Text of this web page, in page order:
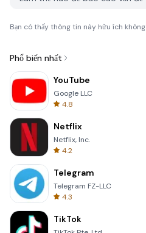
Bạn có thấy thông tin này hữu ích không
Phổ biến nhất
YouTube
Google LLC
4.8
Netflix
Netflix, Inc.
4.2
Telegram
Telegram FZ-LLC
4.3
TikTok